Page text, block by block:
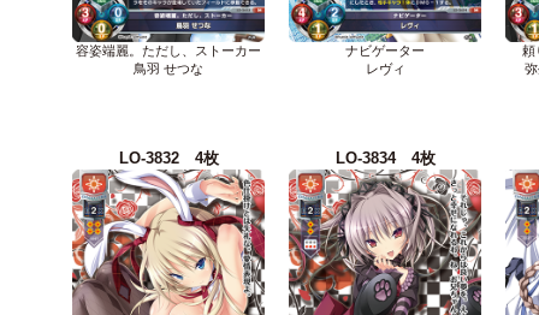
容姿端麗。ただし、ストーカー
鳥羽 せつな
ナビゲーター
レヴィ
頼
LO-3832 4枚 LO-3834 4枚